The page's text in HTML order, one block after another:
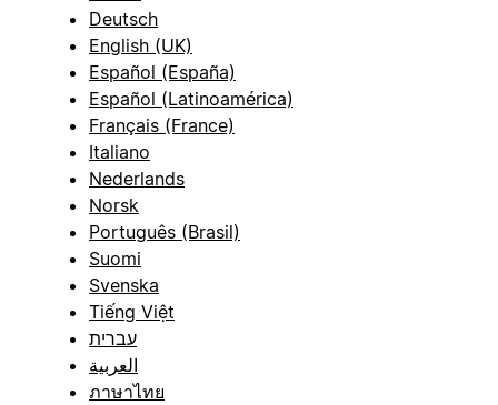
Deutsch
English (UK)
Español (España)
Español (Latinoamérica)
Français (France)
Italiano
Nederlands
Norsk
Português (Brasil)
Suomi
Svenska
Tiếng Việt
עברית
العربية
ภาษาไทย